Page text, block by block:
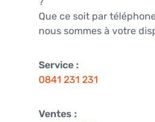
Que ce soit par
nous sommes à votre
Service :
0841 231 231
Ventes :